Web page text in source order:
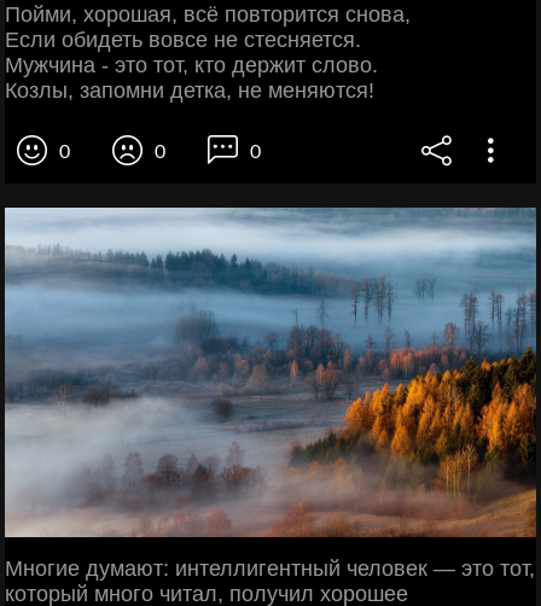
Пойми, хорошая, всё повторится снова,
Если обидеть вовсе не стесняется.
Мужчина - это тот, кто держит слово.
Козлы, запомни детка, не меняются!
0 0 0
Многие думают: интеллигентный человек — это тот,
который много читал, получил хорошее